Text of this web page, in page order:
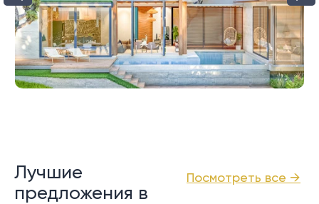
Посмотреть все →
Лучшие
предложения в